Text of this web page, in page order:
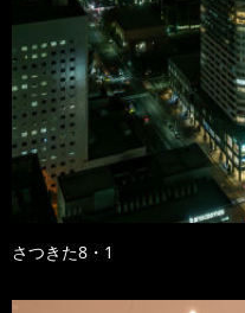
さつきた8・1